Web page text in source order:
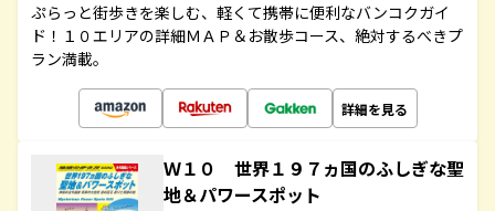
ぷらっと街歩きを楽しむ、軽くて携帯に便利なバンコクガイ
ド！１０エリアの詳細ＭＡＰ＆お散歩コース、絶対するべきプ
ラン満載。
詳細を見る
Ｗ１０ 世界１９７ヵ国のふしぎな聖
地＆パワースポット